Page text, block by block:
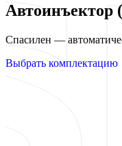
Автоинъектор
Спасилен —
Выбрать комплектацию